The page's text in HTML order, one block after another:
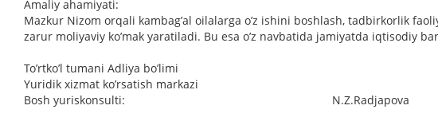
Аmaliy ahamiyati:
Mazkur Nizom orqali kambagʼal oilalarga oʼz ishini boshlash, tadbirkorlik
zarur moliyaviy koʼmak yaratiladi. Bu esa oʼz navbatida jamiyatda iqtisodiy
To’rtko’l tumani Adliya bo’limi
Yuridik xizmat ko’rsatish markazi
Bosh yuriskonsulti: N.Z.Radjapova